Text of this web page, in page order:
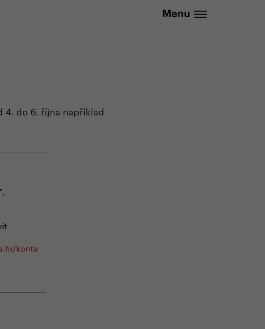
Menu
4. do 6. října například
konta